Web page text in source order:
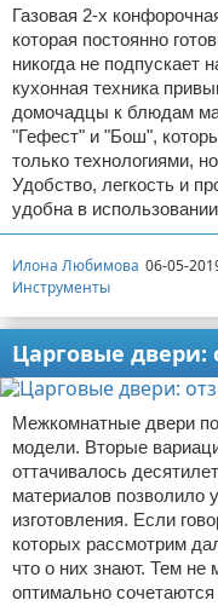
Газовая 2-х
которая постоянно
никогда не подпускает
кухонная техника
домочадцы к блюдам
"Гефест" и "Бош",
только технологиями,
Удобство, легкость и
удобна в
Илона Любимова 06-05-
Инструменты
Царговые двери:
Межкомнатные двери
модели. Вторые
оттачивалось
материалов позволило
изготовления. Если
которых рассмотрим
что о них знают. Тем не
оптимально